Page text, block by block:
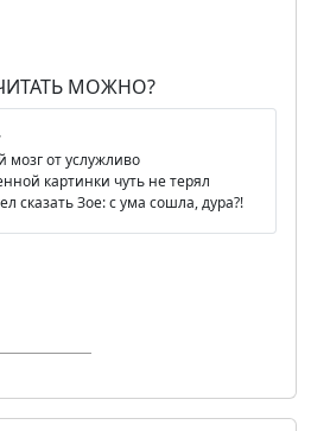
МОЖНО?
мозг от услужливо
картинки чуть не терял
сказать Зое: с ума сошла, дура?!